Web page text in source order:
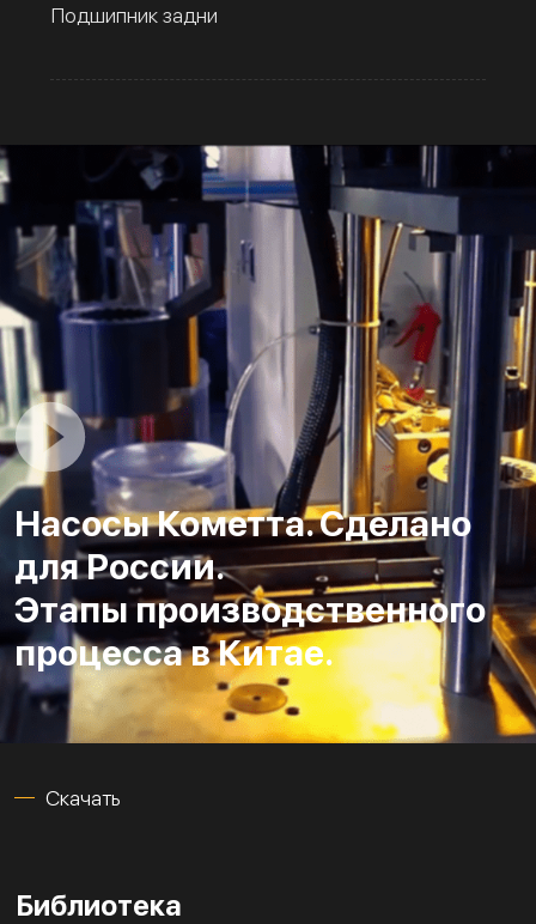
Подшипник задни
Насосы Кометта. Сделано
для России.
Этапы производственного
процесса в Китае.
Скачать
Библиотека